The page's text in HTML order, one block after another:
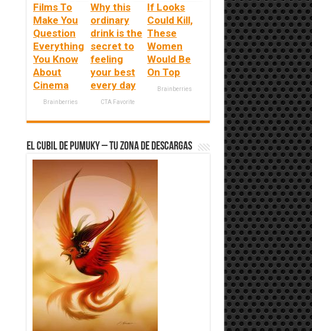
Films To
Make You
Question
Everything
You Know
About
Cinema
Brainberries
Why this
ordinary
drink is the
secret to
feeling
your best
every day
CTA Favorite
If Looks
Could Kill,
These
Women
Would Be
On Top
Brainberries
El Cubil de Pumuky – Tu zona de Descargas